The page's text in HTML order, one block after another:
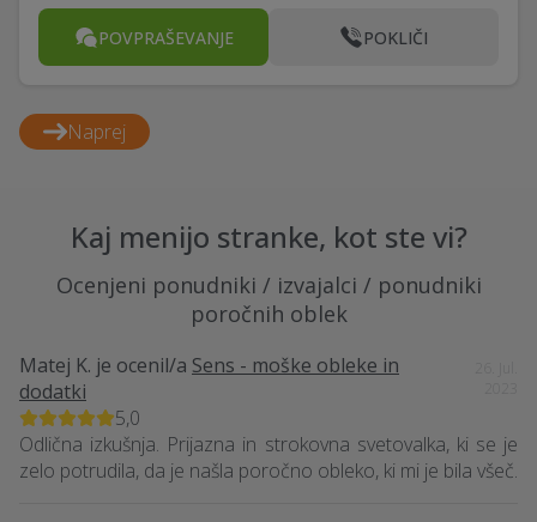
POVPRAŠEVANJE POKLIČI
Naprej
Kaj menijo stranke, kot ste vi?
Ocenjeni ponudniki / izvajalci / ponudniki
poročnih oblek
Matej K. je ocenil/a Sens - moške obleke in
dodatki
5,0
Odlična izkušnja. Prijazna in strokovna svetovalka, ki se je
zelo potrudila, da je našla poročno obleko, ki mi je bila všeč.